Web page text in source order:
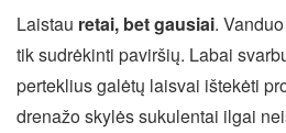
Laistau retai, bet gausiai.
tik sudrėkinti paviršių. Labai
perteklius galėtų laisvai ištekėti
drenažo skylės sukulentai ilgai